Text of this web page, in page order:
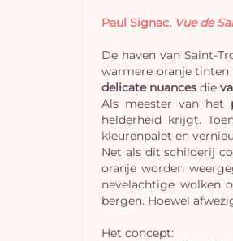
Paul Signac, Vue de
De haven van Saint-
warmere oranje tinten
delicate nuances die
Als meester van het
helderheid krijgt.
kleurenpalet en
Net als dit schilderij
oranje worden
nevelachtige wolken
bergen. Hoewel
Het concept: